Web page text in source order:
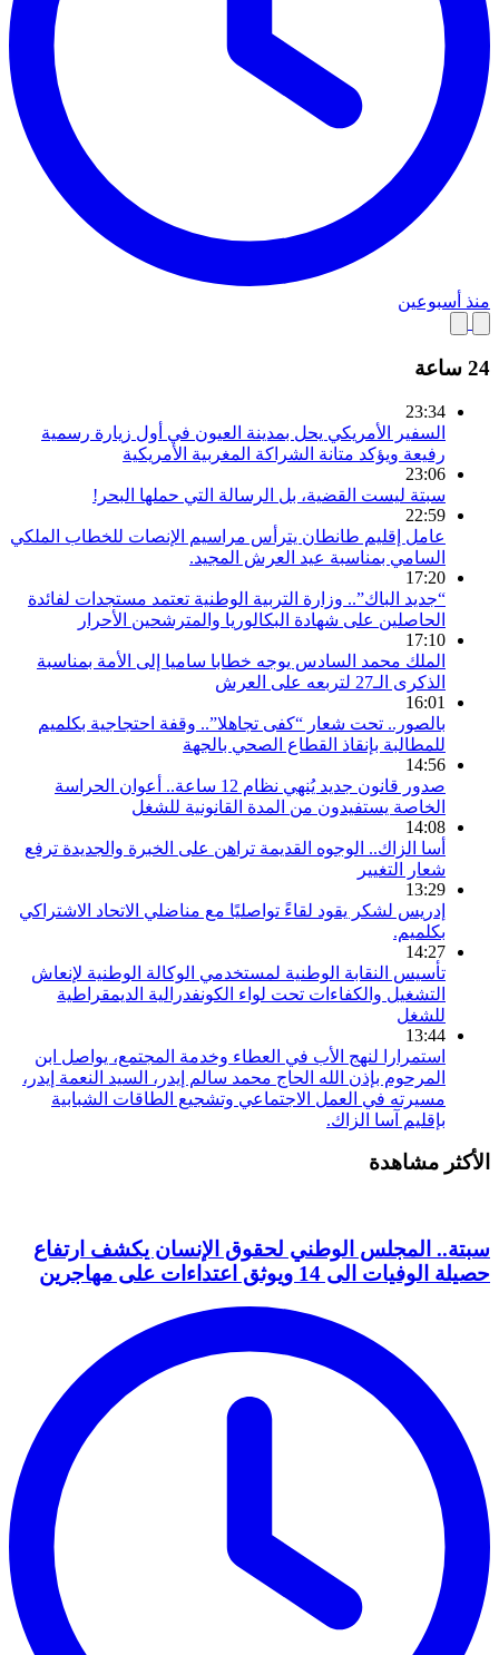
منذ أسبوعين
24 ساعة
23:34
السفير الأمريكي يحل بمدينة العيون في أول زيارة رسمية
رفيعة ويؤكد متانة الشراكة المغربية الأمريكية
23:06
سبتة ليست القضية، بل الرسالة التي حملها البحر!
22:59
عامل إقليم طانطان يترأس مراسيم الإنصات للخطاب الملكي
السامي بمناسبة عيد العرش المجيد.
17:20
“جديد الباك”.. وزارة التربية الوطنية تعتمد مستجدات لفائدة
الحاصلين على شهادة البكالوريا والمترشحين الأحرار
17:10
الملك محمد السادس يوجه خطابا ساميا إلى الأمة بمناسبة
الذكرى الـ27 لتربعه على العرش
16:01
بالصور.. تحت شعار “كفى تجاهلا”.. وقفة احتجاجية بكلميم
للمطالبة بإنقاذ القطاع الصحي بالجهة
14:56
صدور قانون جديد يُنهي نظام 12 ساعة.. أعوان الحراسة
الخاصة يستفيدون من المدة القانونية للشغل
14:08
أسا الزاك.. الوجوه القديمة تراهن على الخبرة والجديدة ترفع
شعار التغيير
13:29
إدريس لشكر يقود لقاءً تواصليًا مع مناضلي الاتحاد الاشتراكي
بكلميم.
14:27
تأسيس النقابة الوطنية لمستخدمي الوكالة الوطنية لإنعاش
التشغيل والكفاءات تحت لواء الكونفدرالية الديمقراطية
للشغل
13:44
استمرارا لنهج الأب في العطاء وخدمة المجتمع، يواصل ابن
المرحوم بإذن الله الحاج محمد سالم إيدر، السيد النعمة إيدر،
مسيرته في العمل الاجتماعي وتشجيع الطاقات الشبابية
بإقليم آسا الزاك.
الأكثر مشاهدة
سبتة.. المجلس الوطني لحقوق الإنسان يكشف ارتفاع
حصيلة الوفيات الى 14 ويوثق اعتداءات على مهاجرين